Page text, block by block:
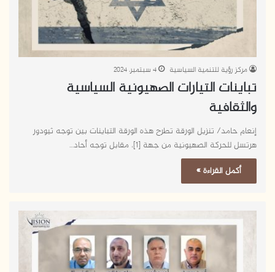
مركز رؤية للتنمية السياسية 4 سبتمبر، 2024
تباينات التيارات الصهيونية السياسية
والثقافية
إنعام حامد/ تنزيل الورقة تطرح هذه الورقة التباينات بين توجه ثيودور
هرتسل للحركة الصهيونية من جهة [1]، مقابل توجه أحاد…
أكمل القراءة »